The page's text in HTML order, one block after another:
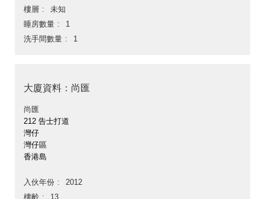
樓層
未知
睡房數量
1
洗手間數量
1
大廈資料：尚匯
尚匯
212 告士打道
灣仔
灣仔區
香港島
入伙年份
2012
樓齡
13